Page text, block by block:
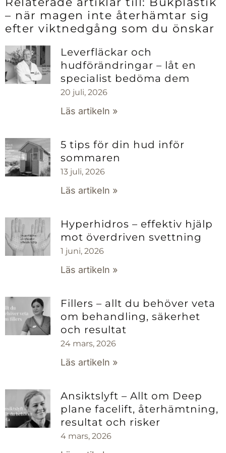
– när magen inte återhämtar sig
efter viktnedgång som du önskar
Leverfläckar och
hudförändringar – låt en
specialist bedöma dem
20 juli, 2026
Läs artikeln »
5 tips för din hud inför
sommaren
13 juli, 2026
Läs artikeln »
Hyperhidros – effektiv hjälp
mot överdriven svettning
1 juni, 2026
Läs artikeln »
Fillers – allt du behöver veta
om behandling, säkerhet
och resultat
24 mars, 2026
Läs artikeln »
Ansiktslyft – Allt om Deep
plane facelift, återhämtning,
resultat och risker
4 mars, 2026